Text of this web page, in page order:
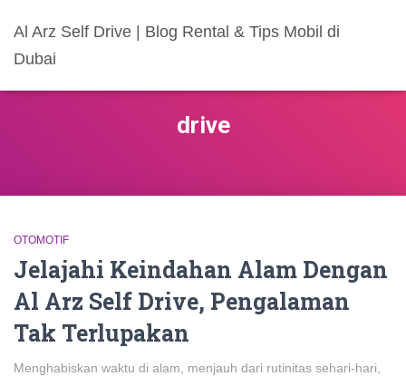
Al Arz Self Drive | Blog Rental & Tips Mobil di
Dubai
drive
OTOMOTIF
Jelajahi Keindahan Alam Dengan
Al Arz Self Drive, Pengalaman
Tak Terlupakan
Menghabiskan waktu di alam, menjauh dari rutinitas sehari-hari,